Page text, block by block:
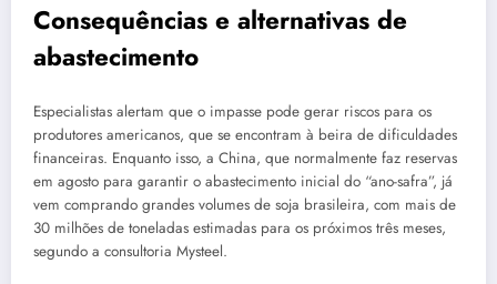
Consequências e alternativas de
abastecimento
Especialistas alertam que o impasse pode gerar riscos para os
produtores americanos, que se encontram à beira de dificuldades
financeiras. Enquanto isso, a China, que normalmente faz reservas
em agosto para garantir o abastecimento inicial do “ano-safra”, já
vem comprando grandes volumes de soja brasileira, com mais de
30 milhões de toneladas estimadas para os próximos três meses,
segundo a consultoria Mysteel.